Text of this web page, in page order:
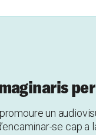
un
se cap a